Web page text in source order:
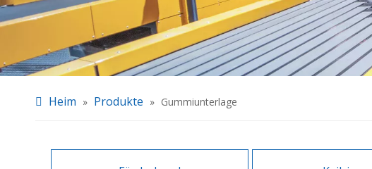
Heim » Produkte » Gummiunterlage